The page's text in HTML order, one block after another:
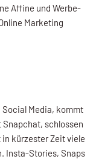
Affine und Werbe-
Marketing
Media, kommt
schlossen
kürzester Zeit viele
Insta-Stories, Snaps